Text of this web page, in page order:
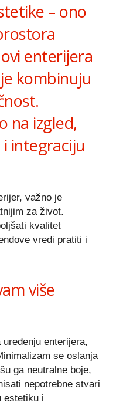
– ono
enterijera
kombinuju
na izgled,
integraciju
važno je
za život.
kvalitet
vredi pratiti i
više
enterijera,
se oslanja
ga neutralne boje,
nepotrebne stvari
estetiku i